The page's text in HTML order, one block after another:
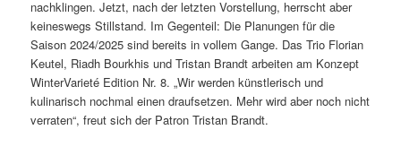
nachklingen. Jetzt, nach der letzten Vorstellung, herrscht aber
keineswegs Stillstand. Im Gegenteil: Die Planungen für die
Saison 2024/2025 sind bereits in vollem Gange. Das Trio Florian
Keutel, Riadh Bourkhis und Tristan Brandt arbeiten am Konzept
WinterVarieté Edition Nr. 8. „Wir werden künstlerisch und
kulinarisch nochmal einen draufsetzen. Mehr wird aber noch nicht
verraten“, freut sich der Patron Tristan Brandt.